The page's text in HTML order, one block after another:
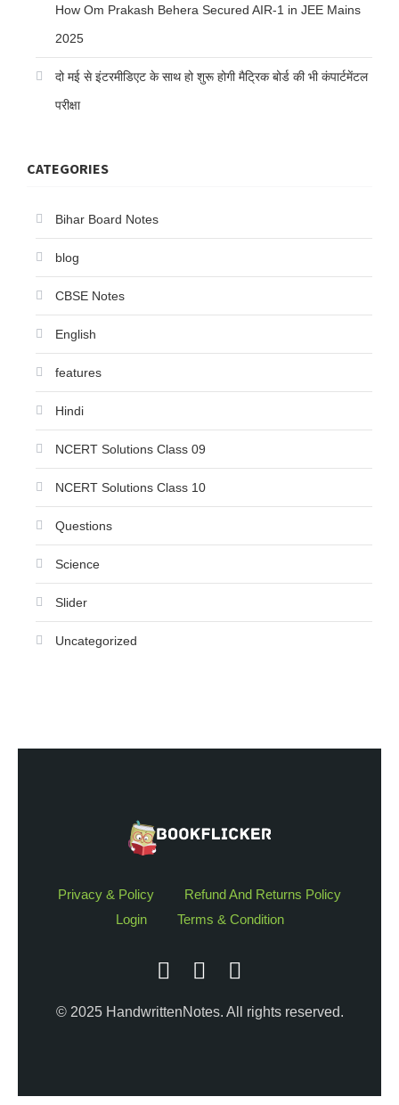
How Om Prakash Behera Secured AIR-1 in JEE Mains
2025
दो मई से इंटरमीडिएट के साथ हो शुरू होगी मैट्रिक बोर्ड की भी कंपार्टमेंटल
परीक्षा
CATEGORIES
Bihar Board Notes
blog
CBSE Notes
English
features
Hindi
NCERT Solutions Class 09
NCERT Solutions Class 10
Questions
Science
Slider
Uncategorized
Privacy & Policy
Refund And Returns Policy
Login
Terms & Condition
© 2025 HandwrittenNotes. All rights reserved.